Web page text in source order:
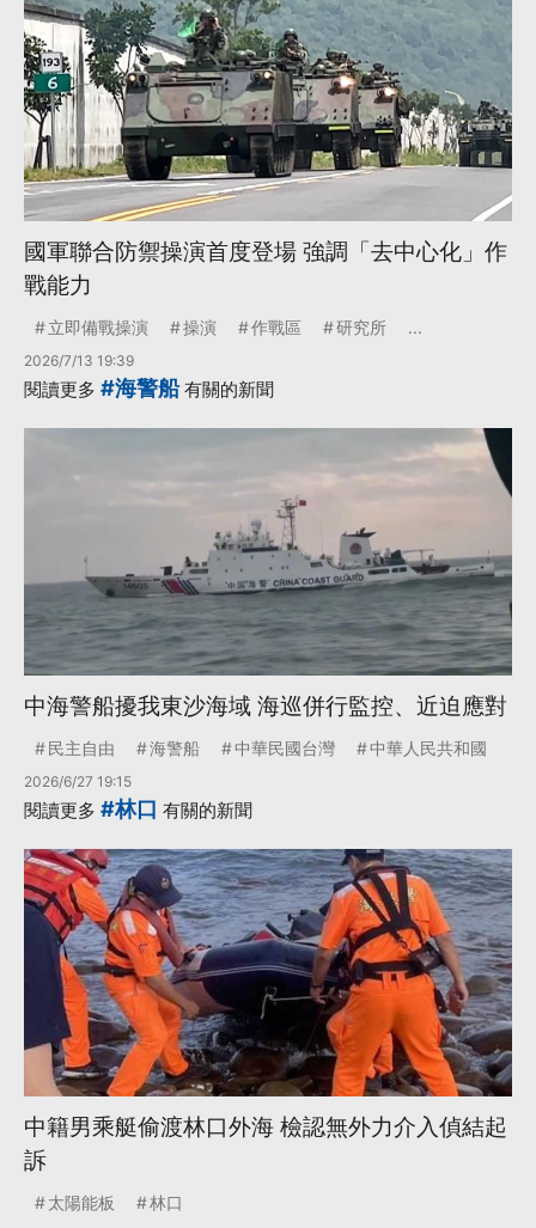
國軍聯合防禦操演首度登場 強調「去中心化」作
戰能力
立即備戰操演 操演 作戰區 研究所 ...
2026/7/13 19:39
閱讀更多 #海警船有關的新聞
中海警船擾我東沙海域 海巡併行監控、近迫應對
民主自由 海警船 中華民國台灣 中華人民共和國
2026/6/27 19:15
閱讀更多 #林口 有關的新聞
中籍男乘艇偷渡林口外海 檢認無外力介入偵結起
訴
太陽能板 林口